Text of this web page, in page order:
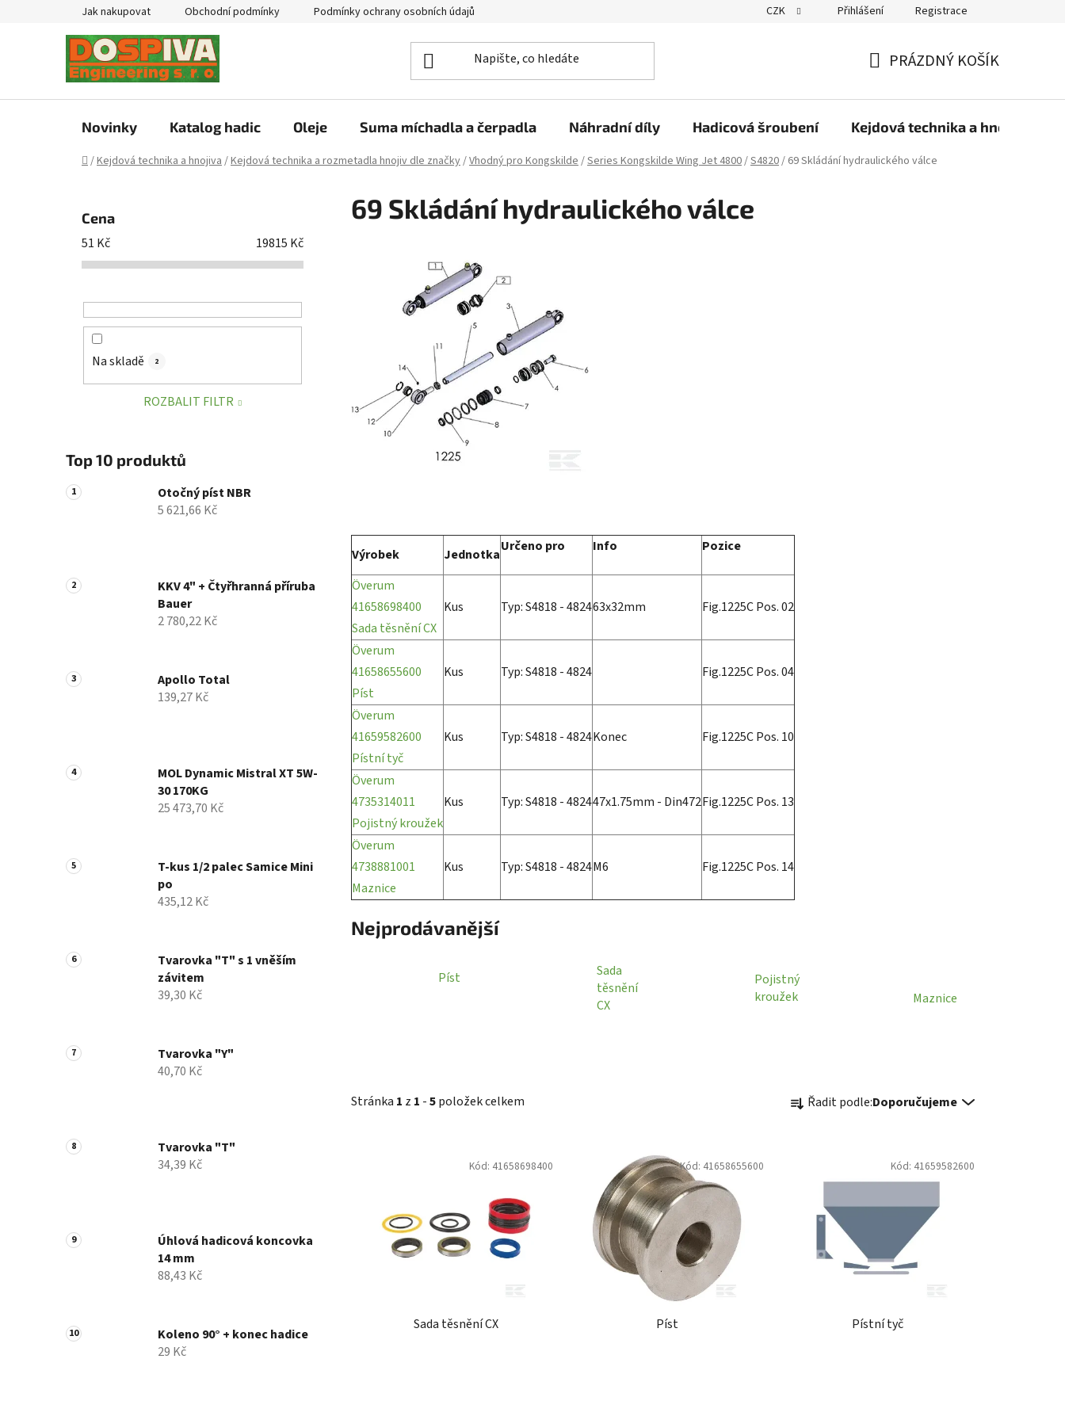
Jak nakupovat Obchodní podmínky Podmínky ochrany osobních údajů CZK Přihlášení Registrace
KOŠÍK
PRÁZDNÝ KOŠÍK
Novinky Katalog hadic Oleje Suma míchadla a čerpadla Náhradní díly Hadicová šroubení Kejdová technika a hnojiva
Domů
/Kejdová technika a hnojiva/Kejdová technika a rozmetadla hnojiv dle značky/Vhodný pro Kongskilde/Series Kongskilde Wing Jet 4800/S4820/ 69 Skládání hydraulického válce
l
Cena
51 Kč 19815 Kč
Na skladě 2
ROZBALIT FILTR
Top 10 produktů
Otočný píst NBR
5 621,66 Kč
KKV 4" + Čtyřhranná příruba
Bauer
2 780,22 Kč
Apollo Total
139,27 Kč
MOL Dynamic Mistral XT 5W-
30 170KG
25 473,70 Kč
T-kus 1/2 palec Samice Mini
po
435,12 Kč
Tvarovka "T" s 1 vněším
závitem
39,30 Kč
Tvarovka "Y"
40,70 Kč
Tvarovka "T"
34,39 Kč
Úhlová hadicová koncovka
14 mm
88,43 Kč
Koleno 90° + konec hadice
29 Kč
69 Skládání hydraulického válce
Výrobek JednotkaUrčeno pro Info Pozice
Överum
41658698400
Sada těsnění CX
Kus Typ: S4818 - 482463x32mm Fig.1225C Pos. 02
Överum
41658655600
Píst
Kus Typ: S4818 - 4824 Fig.1225C Pos. 04
Överum
41659582600
Pístní tyč
Kus Typ: S4818 - 4824Konec Fig.1225C Pos. 10
Överum
4735314011
Pojistný kroužek
Kus Typ: S4818 - 482447x1.75mm - Din472Fig.1225C Pos. 13
Överum
4738881001
Maznice
Kus Typ: S4818 - 4824M6 Fig.1225C Pos. 14
Nejprodávanější
Píst
Sada
těsnění
CX
Pojistný
kroužek
Maznice
Stránka 1 z 1 -5položek celkem
a Řadit podle:Doporučujeme
Sada těsnění CX
Kód: 41658698400
Píst
Kód: 41658655600
Pístní tyč
Kód: 41659582600